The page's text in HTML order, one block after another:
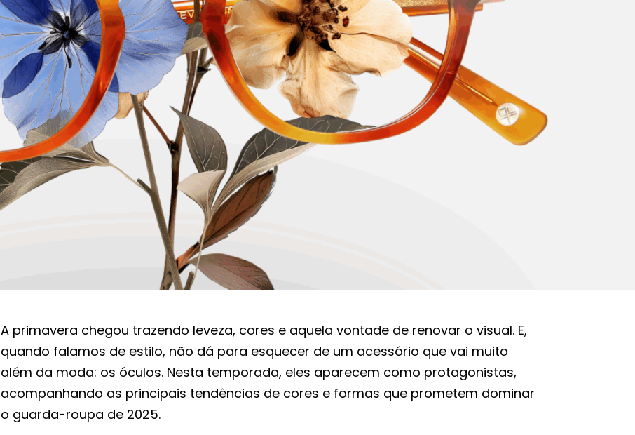
A primavera chegou trazendo leveza, cores e aquela vontade de renovar o visual. E,
quando falamos de estilo, não dá para esquecer de um acessório que vai muito
além da moda: os óculos. Nesta temporada, eles aparecem como protagonistas,
acompanhando as principais tendências de cores e formas que prometem dominar
o guarda-roupa de 2025.